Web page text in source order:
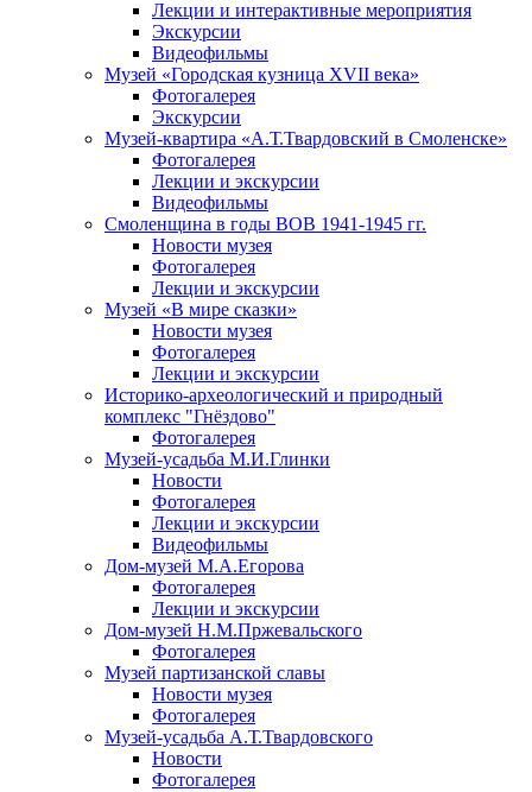
Лекции и интерактивные мероприятия
Экскурсии
Видеофильмы
Музей «Городская кузница XVII века»
Фотогалерея
Экскурсии
Музей-квартира «А.Т.Твардовский в Смоленске»
Фотогалерея
Лекции и экскурсии
Видеофильмы
Смоленщина в годы ВОВ 1941-1945 гг.
Новости музея
Фотогалерея
Лекции и экскурсии
Музей «В мире сказки»
Новости музея
Фотогалерея
Лекции и экскурсии
Историко-археологический и природный
комплекс "Гнёздово"
Фотогалерея
Музей-усадьба М.И.Глинки
Новости
Фотогалерея
Лекции и экскурсии
Видеофильмы
Дом-музей М.А.Егорова
Фотогалерея
Лекции и экскурсии
Дом-музей Н.М.Пржевальского
Фотогалерея
Музей партизанской славы
Новости музея
Фотогалерея
Музей-усадьба А.Т.Твардовского
Новости
Фотогалерея